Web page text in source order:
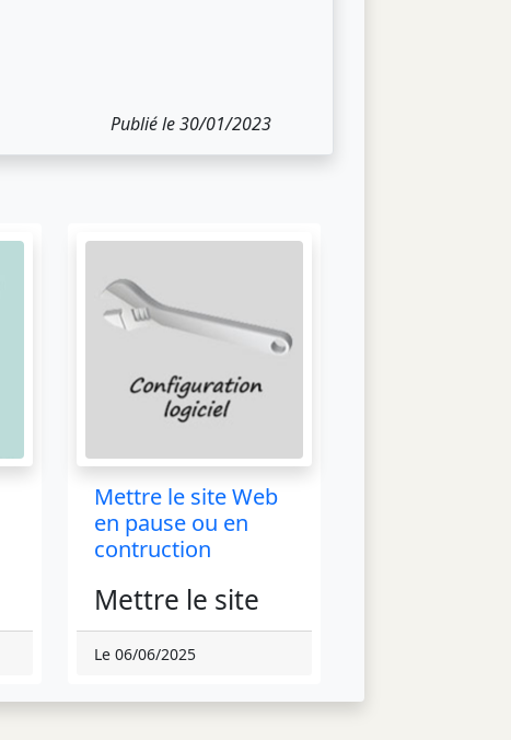
Publié le 30/01/2023
Mettre le site Web
en pause ou en
contruction
Mettre le site
en pause ou en
construction
Le 06/06/2025